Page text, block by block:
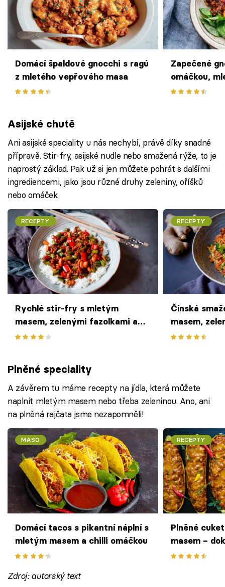
Domácí špaldové gnocchi s ragú
z mletého vepřového masa
Zapečené
omáčkou,
a
Asijské chutě
Ani asijské speciality u nás nechybí, právě díky snadné
přípravě. Stir-fry, asijské nudle nebo smažená rýže, to je
naprostý základ. Pak už si jen můžete pohrát s dalšími
ingrediencemi, jako jsou různé druhy zeleniny, oříšků
nebo omáček.
RECEPTY
Rychlé stir-fry s mletým
masem, zelenými fazolkami a
arašídy
RECEPTY
Čínská
masem,
Plněné speciality
A závěrem tu máme recepty na jídla, která můžete
naplnit mletým masem nebo třeba zeleninou. Ano, ani
na plněná rajčata jsme nezapomněli!
MASO
Domácí tacos s pikantní náplní s
mletým masem a chilli omáčkou
RECEPTY
Plněné
masem –
plná chuti
Zdroj: autorský text